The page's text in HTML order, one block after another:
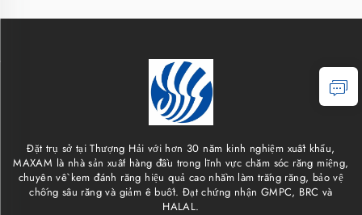
Đặt trụ sở tại Thượng Hải với hơn 30 năm kinh nghiệm xuất khẩu,
MAXAM là nhà sản xuất hàng đầu trong lĩnh vực chăm sóc răng miệng,
chuyên về kem đánh răng hiệu quả cao nhằm làm trắng răng, bảo vệ
chống sâu răng và giảm ê buốt. Đạt chứng nhận GMPC, BRC và
HALAL.